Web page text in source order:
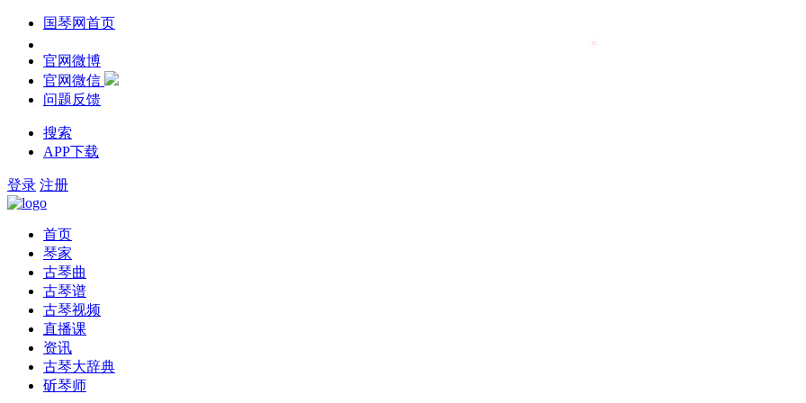
国琴网首页
官网微博
官网微信
问题反馈
搜索
APP下载
登录 注册
首页
琴家
古琴曲
古琴谱
古琴视频
直播课
资讯
古琴大辞典
斫琴师